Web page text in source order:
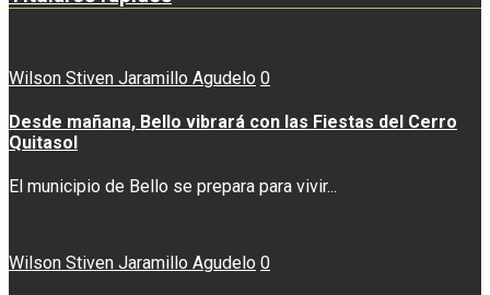
Wilson Stiven Jaramillo Agudelo 0
Desde mañana, Bello vibrará con las Fiestas del Cerro
Quitasol
El municipio de Bello se prepara para vivir...
Wilson Stiven Jaramillo Agudelo 0